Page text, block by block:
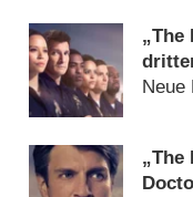
„The
Neue
„The